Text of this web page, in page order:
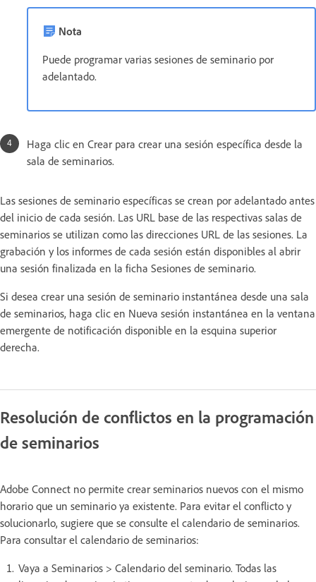
Nota
Puede programar varias sesiones de seminario por
adelantado.
Haga clic en Crear para crear una sesión específica desde la
sala de seminarios.
Las sesiones de seminario específicas se crean por adelantado antes
del inicio de cada sesión. Las URL base de las respectivas salas de
seminarios se utilizan como las direcciones URL de las sesiones. La
grabación y los informes de cada sesión están disponibles al abrir
una sesión finalizada en la ficha Sesiones de seminario.
Si desea crear una sesión de seminario instantánea desde una sala
de seminarios, haga clic en Nueva sesión instantánea en la ventana
emergente de notificación disponible en la esquina superior
derecha.
Resolución de conflictos en la programación
de seminarios
Adobe Connect no permite crear seminarios nuevos con el mismo
horario que un seminario ya existente. Para evitar el conflicto y
solucionarlo, sugiere que se consulte el calendario de seminarios.
Para consultar el calendario de seminarios:
Vaya a Seminarios > Calendario del seminario. Todas las